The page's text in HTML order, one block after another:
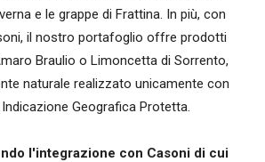
e le grappe di Frattina. In più, con
il nostro portafoglio offre prodotti
Braulio o Limoncetta di Sorrento,
naturale realizzato unicamente con
Geografica Protetta.
l'integrazione con Casoni di cui